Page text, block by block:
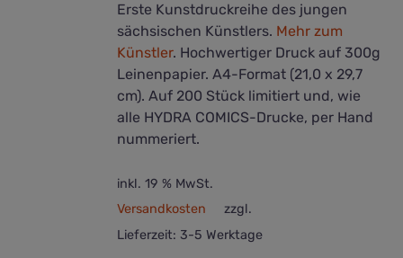
Erste Kunstdruckreihe des jungen
sächsischen Künstlers. Mehr zum
Künstler. Hochwertiger Druck auf 300g
Leinenpapier. A4-Format (21,0 x 29,7
cm). Auf 200 Stück limitiert und, wie
alle HYDRA COMICS-Drucke, per Hand
nummeriert.
inkl. 19 % MwSt.
zzgl.
Versandkosten
Lieferzeit: 3-5 Werktage